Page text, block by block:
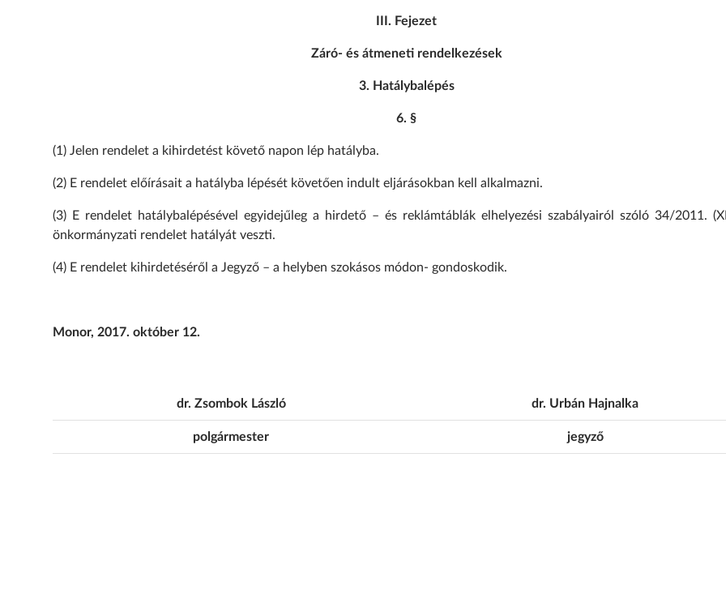
III. Fejezet
Záró- és átmeneti rendelkezések
3. Hatálybalépés
6. §
(1) Jelen rendelet a kihirdetést követő napon lép hatályba.
(2) E rendelet előírásait a hatályba lépését követően indult eljárásokban kell alkalmazni.
(3) E rendelet hatálybalépésével egyidejűleg a hirdető – és reklámtáblák elhelyezési szabályairól szóló 34/2011.
önkormányzati rendelet hatályát veszti.
(4) E rendelet kihirdetéséről a Jegyző – a helyben szokásos módon- gondoskodik.
Monor, 2017. október 12.
dr. Zsombok László dr. Urbán Hajnalka
polgármester jegyző